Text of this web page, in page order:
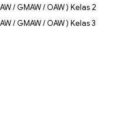
/ GMAW / OAW ) Kelas 2
/ GMAW / OAW ) Kelas 3